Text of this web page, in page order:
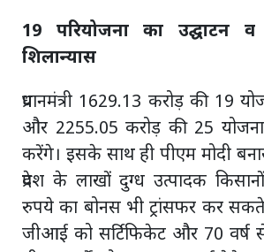
19 परियोजना का उद्घाटन
शिलान्यास
प्रधानमंत्री 1629.13 करोड़ की 19
और 2255.05 करोड़ की 25
करेंगे। इसके साथ ही पीएम मोदी
प्रदेश के लाखों दुग्ध उत्पादक
रुपये का बोनस भी ट्रांसफर कर
जीआई को सर्टिफिकेट और 70